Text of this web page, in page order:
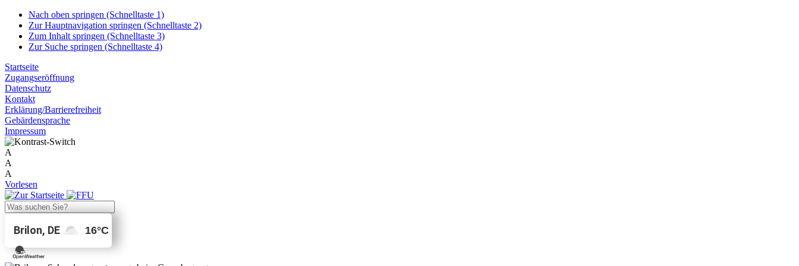
Nach oben springen (Schnelltaste 1)
Zur Hauptnavigation springen (Schnelltaste 2)
Zum Inhalt springen (Schnelltaste 3)
Zur Suche springen (Schnelltaste 4)
Startseite
Zugangseröffnung
Datenschutz
Kontakt
Erklärung/Barrierefreiheit
Gebärdensprache
Impressum
A
A
A
Vorlesen
Brilon, DE 16°C